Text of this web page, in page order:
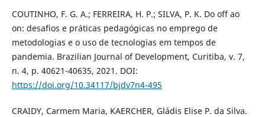
COUTINHO, F. G. A.; FERREIRA, H. P.; SILVA, P. K. Do off ao
on: desafios e práticas pedagógicas no emprego de
metodologias e o uso de tecnologias em tempos de
pandemia. Brazilian Journal of Development, Curitiba, v. 7,
n. 4, p. 40621-40635, 2021. DOI:
https://doi.org/10.34117/bjdv7n4-495
CRAIDY, Carmem Maria, KAERCHER, Gládis Elise P. da Silva.